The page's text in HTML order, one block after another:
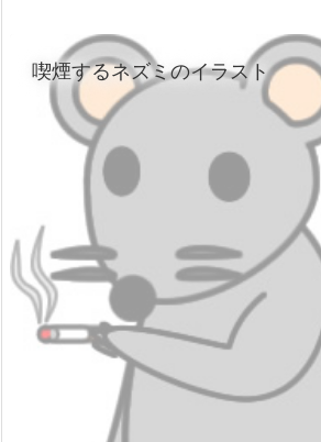
喫煙するネズミのイラスト